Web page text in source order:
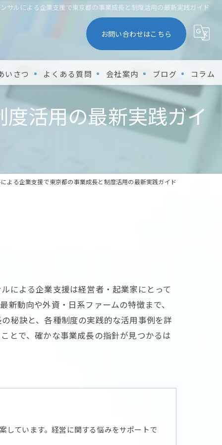
サルによる企業支援で東京都の事業成長と制度活用の最新実践ガイド
お問い合わせはこちら
いさつ よくある質問 会社案内 ブログ コラム
活用の最新実践ガイ
よる企業支援で東京都の事業成長と制度活用の最新実践ガイド
による企業支援は経営者・起業家にとって
動向や外資・日系ファームの特徴まで、
秘訣と、各種制度の実践的な活用事例を詳
とで、確かな事業成長の指針が見つかるは
しています。経営に関する悩みをサポートで